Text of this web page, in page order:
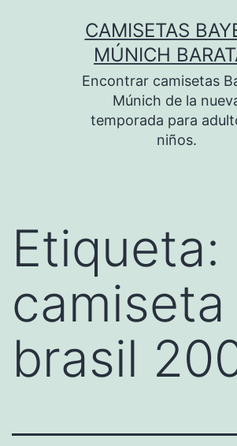
CAMISETAS
MÚNICH
Encontrar camisetas
Múnich de la
temporada para
niños.
Etiqueta:
camiseta
brasil